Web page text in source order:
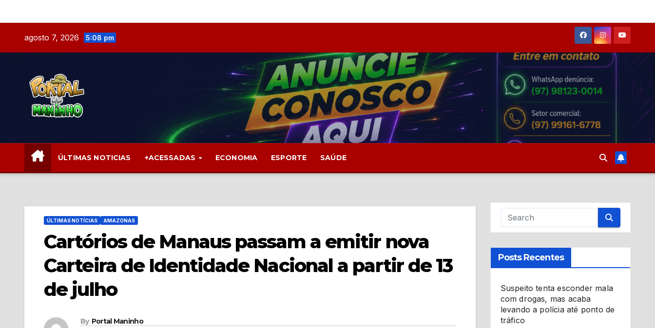
to
contentagosto 7, 2026 5:08 pm
ÚLTIMAS NOTICIAS +ACESSADAS ECONOMIA ESPORTE SAÚDE
ÚLTIMAS NOTÍCIAS AMAZONAS
Cartórios de Manaus passam a emitir nova
Carteira de Identidade Nacional a partir de 13
de julho
By Portal Maninho
Posts Recentes
Suspeito tenta esconder mala
com drogas, mas acaba
levando a polícia até ponto de
tráfico